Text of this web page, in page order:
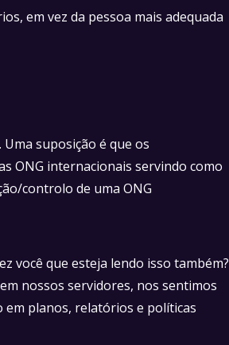
em vez da pessoa mais adequada
suposição é que os
ONG internacionais servindo como
controlo de uma ONG
você que esteja lendo isso também?
nossos servidores, nos sentimos
em planos, relatórios e políticas